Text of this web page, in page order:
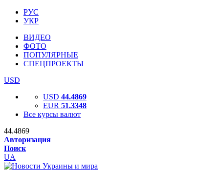
РУС
УКР
ВИДЕО
ФОТО
ПОПУЛЯРНЫЕ
СПЕЦПРОЕКТЫ
USD
USD 44.4869
EUR 51.3348
Все курсы валют
44.4869
Авторизация
Поиск
UA